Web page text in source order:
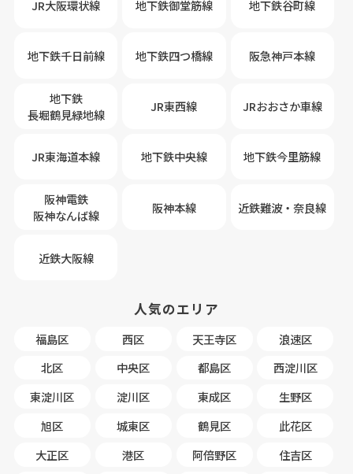
JR大阪環状線 地下鉄御堂筋線 地下鉄谷町線
地下鉄千日前線 地下鉄四つ橋線 阪急神戸本線
地下鉄
長堀鶴見緑地線
JR東西線 JRおおさか車線
JR東海道本線 地下鉄中央線 地下鉄今里筋線
阪神電鉄
阪神なんば線
阪神本線 近鉄難波・奈良線
近鉄大阪線
人気のエリア
福島区 西区 天王寺区
浪速区
北区
中央区 都島区
西淀川区
東淀川区
淀川区 東成区
生野区
旭区
城東区 鶴見区
此花区
大正区
港区 阿倍野区
住吉区